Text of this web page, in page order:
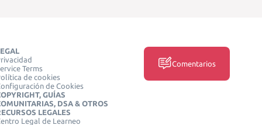
Terms
de cookies
de Cookies
GUÍAS
DSA & OTROS
LEGALES
Legal de Learneo
Comentarios